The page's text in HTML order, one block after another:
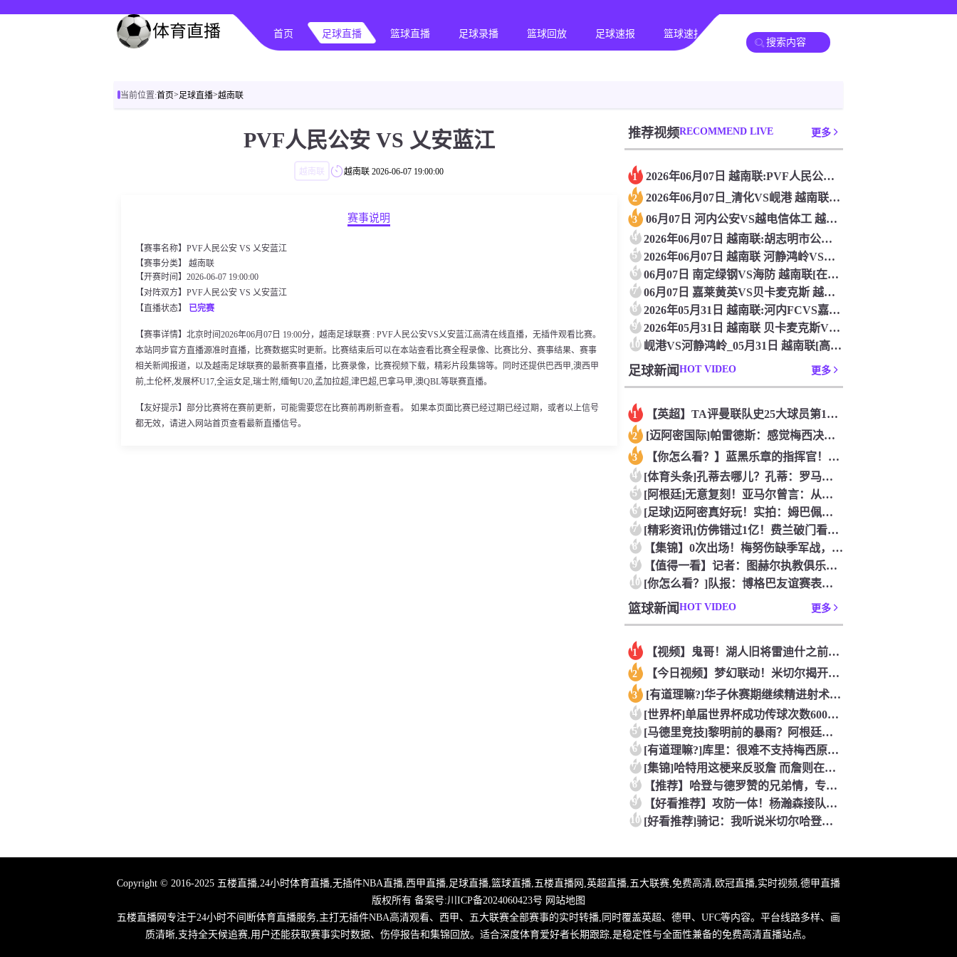
首页 足球直播 篮球直播 足球录播 篮球回放 足球速报 篮球速报 其他赛事
当前位置:首页>足球直播>越南联
PVF人民公安 VS 乂安蓝江
越南联 越南联 2026-06-07 19:00:00
赛事说明
【赛事名称】PVF人民公安 VS 乂安蓝江
【赛事分类】 越南联
【开赛时间】2026-06-07 19:00:00
【对阵双方】PVF人民公安 VS 乂安蓝江
【直播状态】 已完赛
【赛事详情】北京时间2026年06月07日 19:00分，越南足球联赛 : PVF人民公安VS乂安蓝江高清在线直播，无插件观看比赛。
本站同步官方直播源准时直播，比赛数据实时更新。比赛结束后可以在本站查看比赛全程录像、比赛比分、赛事结果、赛事
相关新闻报道，以及越南足球联赛的最新赛事直播，比赛录像，比赛视频下载，精彩片段集锦等。同时还提供巴西甲,澳西甲
前,土伦杯,发展杯U17,全运女足,瑞士附,缅甸U20,孟加拉超,津巴超,巴拿马甲,澳QBL等联赛直播。
【友好提示】部分比赛将在赛前更新，可能需要您在比赛前再刷新查看。 如果本页面比赛已经过期已经过期，或者以上信号
都无效，请进入网站首页查看最新直播信号。
推荐视频RECOMMEND LIVE 更多
1 2026年06月07日 越南联:PVF人民公安VS乂安蓝江_
2 2026年06月07日_清化VS岘港 越南联直播 高清直播
3 06月07日 河内公安VS越电信体工 越南联[高清直播]
4 2026年06月07日 越南联:胡志明市公安VS河内FC_高
5 2026年06月07日 越南联 河静鸿岭VS宁平FC 高清直
6 06月07日 南定绿钢VS海防 越南联[在线观看]
7 06月07日 嘉莱黄英VS贝卡麦克斯 越南联 免费在线直播
8 2026年05月31日 越南联:河内FCVS嘉莱黄英_高清直
9 2026年05月31日 越南联 贝卡麦克斯VS河内公安 免费
10 岘港VS河静鸿岭_05月31日 越南联[高清直播]
足球新闻 HOT VIDEO 更多
1 【英超】TA评曼联队史25大球员第12：“巴斯比宝贝”的绝佳
2 [迈阿密国际]帕雷德斯：感觉梅西决定了决赛是国家队最后一战，
3 【你怎么看？】蓝黑乐章的指挥官！优雅的波兰中场节拍器！
4 [体育头条]孔蒂去哪儿？孔蒂：罗马诺你小子给我管住嘴哈！
5 [阿根廷]无意复刻！亚马尔曾言：从没想过成为梅西，也不会穿他
6 [足球]迈阿密真好玩！实拍：姆巴佩和女友被路人拍到在夜店狂欢
7 [精彩资讯]仿佛错过1亿！费兰破门看台的西班牙传奇欢呼，拉莫
8 【集锦】0次出场！梅努伤缺季军战，整届1分钟没踢无缘世界杯首
9 【值得一看】记者：图赫尔执教俱乐部是淘汰赛专家，但在真正压力
10 [你怎么看？]队报：博格巴友谊赛表现不错 戈洛文可能加盟沙特
篮球新闻 HOT VIDEO 更多
1 【视频】鬼哥！湖人旧将雷迪什之前在立陶宛联赛大杀四方
2 【今日视频】梦幻联动！米切尔揭开安东内利的名字贴纸！
3 [有道理嘛?]华子休赛期继续精进射术！5个点位接球三分全部命
4 [世界杯]单届世界杯成功传球次数600+球员：罗德里本届75
5 [马德里竞技]黎明前的暴雨？阿根廷世界杯决赛前最后一堂训练课
6 [有道理嘛?]库里：很难不支持梅西原来库里也是梅西球迷！
7 [集锦]哈特用这梗来反驳詹 而詹则在开玩笑地强调0比3和1比
8 【推荐】哈登与德罗赞的兄弟情，专属硬汉的温情
9 【好看推荐】攻防一体！杨瀚森接队友传球双手大力灌篮&防守端再
10 [好看推荐]骑记：我听说米切尔哈登和詹姆斯保持联系 但招募不
Copyright © 2016-2025 五楼直播,24小时体育直播,无插件NBA直播,西甲直播,足球直播,篮球直播,五楼直播网,英超直播,五大联赛,免费高清,欧冠直播,实时视频,德甲直播
版权所有 备案号:川ICP备2024060423号 网站地图
五楼直播网专注于24小时不间断体育直播服务,主打无插件NBA高清观看、西甲、五大联赛全部赛事的实时转播,同时覆盖英超、德甲、UFC等内容。平台线路多样、画
质清晰,支持全天候追赛,用户还能获取赛事实时数据、伤停报告和集锦回放。适合深度体育爱好者长期跟踪,是稳定性与全面性兼备的免费高清直播站点。